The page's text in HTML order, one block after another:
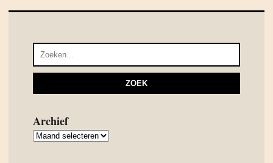
Archief
Archief